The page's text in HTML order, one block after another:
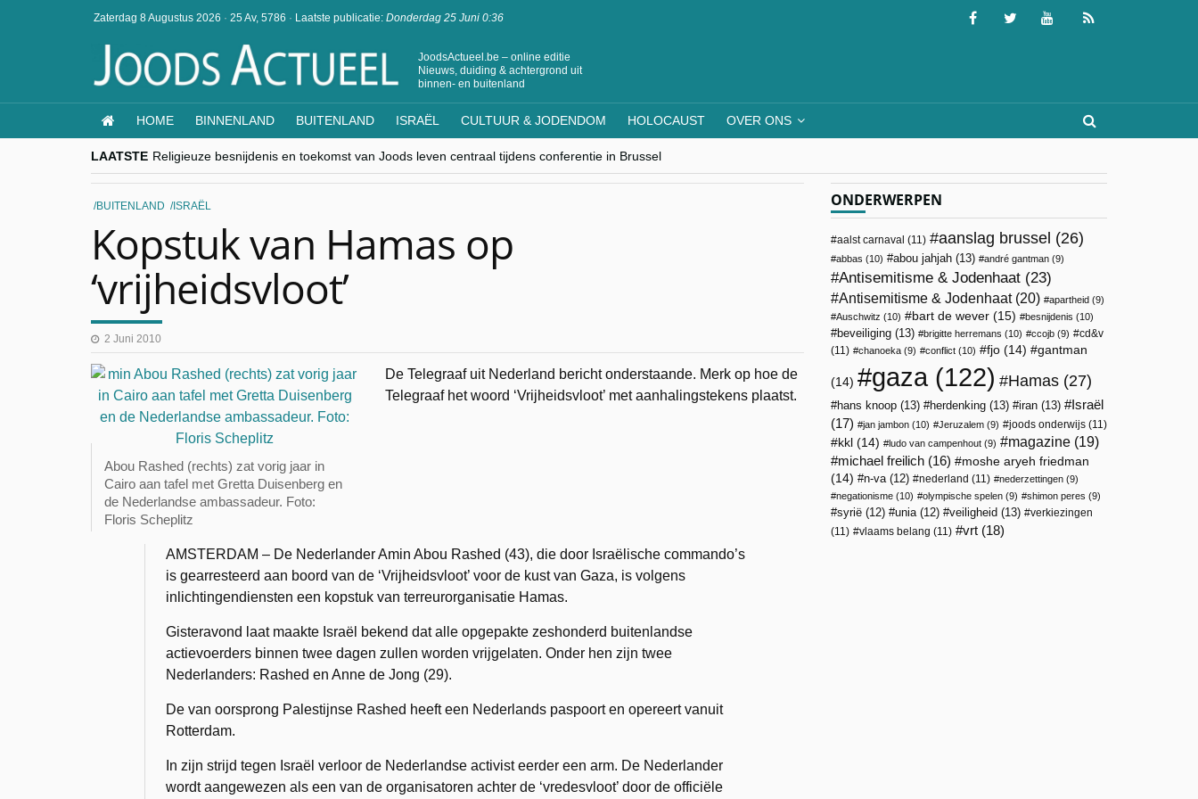
Zaterdag 8 Augustus 2026 · 25 Av, 5786 · Laatste publicatie: Donderdag 25 Juni 0:36
JoodsActueel.be – online editie
Nieuws, duiding & achtergrond uit
binnen- en buitenland
HOME BINNENLAND BUITENLAND ISRAËL CULTUUR & JODENDOM HOLOCAUST OVER ONS
LAATSTE Religieuze besnijdenis en toekomst van Joods leven centraal tijdens conferentie in Brussel
“Besnijdenisdebat toont hoe moeilijk seculiere Westen minderheden begrijpt”, Jinnih Beels (Vooruit)
CITYTRIP | ROEMENIË – Boekarest: de verrassing van Oost-Europa
“Vandaag zit elke Jood in België op de beklaagdenbank”
BUITENLAND ISRAËL
Kopstuk van Hamas op
‘vrijheidsvloot’
2 Juni 2010
Abou Rashed (rechts) zat vorig jaar in
Cairo aan tafel met Gretta Duisenberg en
de Nederlandse ambassadeur. Foto:
Floris Scheplitz
De Telegraaf uit Nederland bericht onderstaande. Merk op hoe de
Telegraaf het woord ‘Vrijheidsvloot’ met aanhalingstekens plaatst.
AMSTERDAM – De Nederlander Amin Abou Rashed (43), die door Israëlische commando’s
is gearresteerd aan boord van de ‘Vrijheidsvloot’ voor de kust van Gaza, is volgens
inlichtingendiensten een kopstuk van terreurorganisatie Hamas.
Gisteravond laat maakte Israël bekend dat alle opgepakte zeshonderd buitenlandse
actievoerders binnen twee dagen zullen worden vrijgelaten. Onder hen zijn twee
Nederlanders: Rashed en Anne de Jong (29).
De van oorsprong Palestijnse Rashed heeft een Nederlands paspoort en opereert vanuit
Rotterdam.
In zijn strijd tegen Israël verloor de Nederlandse activist eerder een arm. De Nederlander
wordt aangewezen als een van de organisatoren achter de ‘vredesvloot’ door de officiële
ONDERWERPEN
aalst carnaval (11) aanslag brussel (26)
abbas (10) abou jahjah (13) andré gantman (9)
Antisemitisme & Jodenhaat (23)
Antisemitisme & Jodenhaat(20) apartheid (9)
Auschwitz (10) bart de wever (15) besnijdenis (10)
beveiliging (13) brigitte herremans (10) ccojb (9)
cd&v
(11)
chanoeka (9) conflict (10) fjo (14) gantman
(14) gaza(122) Hamas (27)
hans knoop (13) herdenking (13) iran (13)
Israël
(17)
jan jambon (10) Jeruzalem (9) joods onderwijs (11)
kkl (14) ludo van campenhout (9) magazine (19)
michael freilich (16)
moshe aryeh friedman
(14)
n-va(12) nederland (11) nederzettingen (9)
negationisme (10) olympische spelen (9) shimon peres (9)
syrië (12) unia(12) veiligheid (13)
verkiezingen
(11)
vlaams belang (11) vrt (18)